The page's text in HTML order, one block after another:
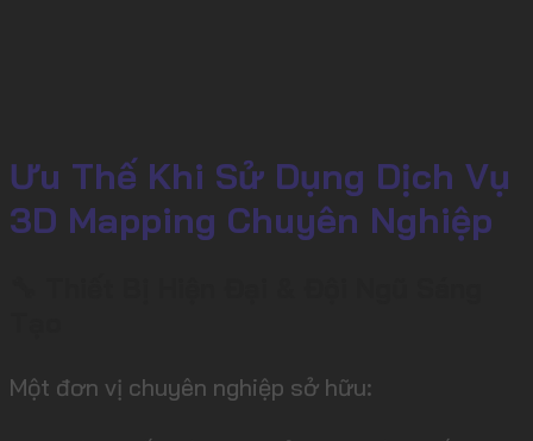
Ưu Thế Khi Sử Dụng Dịch Vụ
3D Mapping Chuyên Nghiệp
Một đơn vị chuyên nghiệp sở hữu: